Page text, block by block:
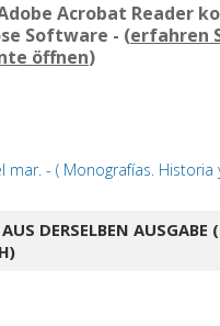
Acrobat Reader
Software - (erfahren
öffnen)
mar. - ( Monografías. Historia
DERSELBEN AUSGABE